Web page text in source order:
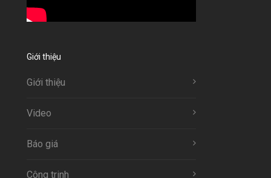
Giới thiệu
Giới thiệu
Video
Báo giá
Công trinh